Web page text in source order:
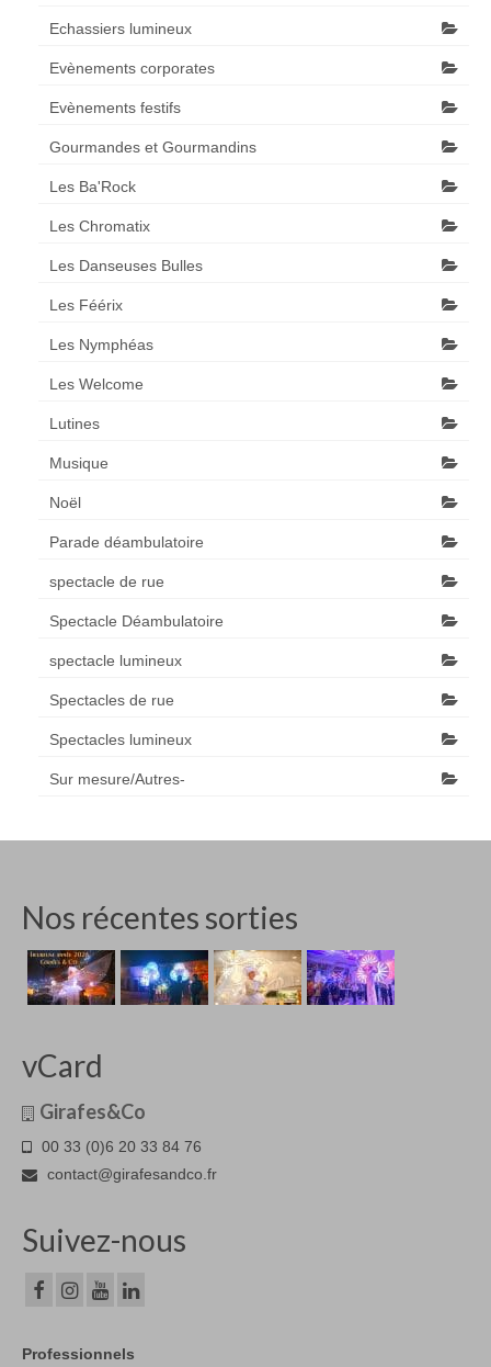
Echassiers lumineux
Evènements corporates
Evènements festifs
Gourmandes et Gourmandins
Les Ba'Rock
Les Chromatix
Les Danseuses Bulles
Les Féérix
Les Nymphéas
Les Welcome
Lutines
Musique
Noël
Parade déambulatoire
spectacle de rue
Spectacle Déambulatoire
spectacle lumineux
Spectacles de rue
Spectacles lumineux
Sur mesure/Autres-
Nos récentes sorties
vCard
Girafes&Co
00 33 (0)6 20 33 84 76
contact@girafesandco.fr
Suivez-nous
Professionnels